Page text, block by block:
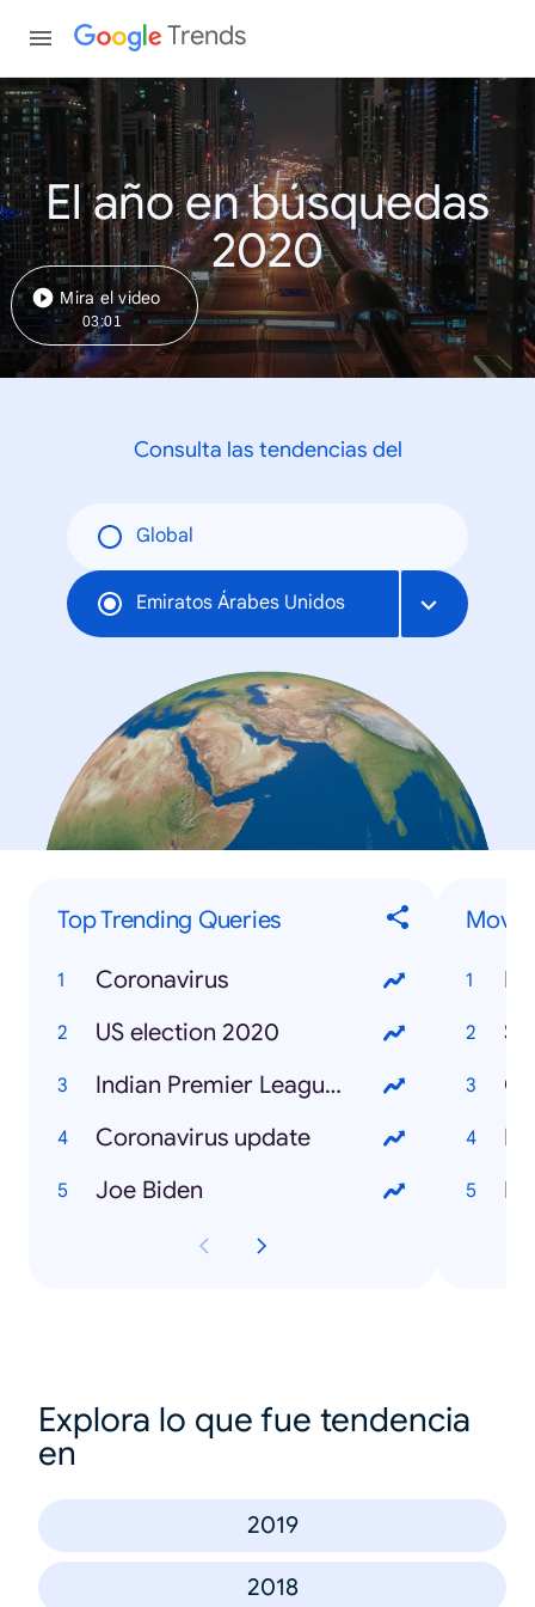
Trends
El año en búsquedas
2020
Mira el video
03:01
Consulta las tendencias del
Global
Emiratos Árabes Unidos
Top Trending Queries
Coronavirus
US election 2020
Indian Premier League (IPL)
Coronavirus update
Joe Biden
Explora lo que fue tendencia
en
2019
2018